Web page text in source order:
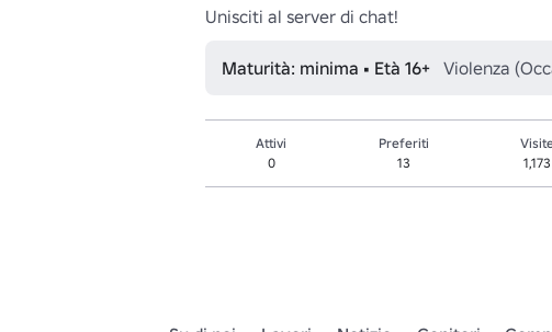
Unisciti al server di chat!
Maturità: minima • Età 16+ Violenza
Attivi
0
Preferiti
13
1,173